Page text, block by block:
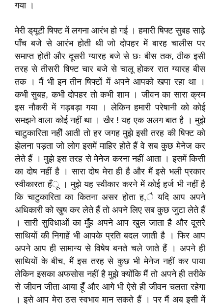
गया ।
मेरी ड्‌यूटी षिफ्ट में लगना आरंभ हो गई । हमारी षिफ्ट सुबह साढ़े
पाॅँच बजे से आरंभ होती थी जो दोपहर में बारह चालीस पर
समाप्त होती और दूसरी ग्यारह बजे से छः बीस तक, ठीक इसी
तरह से तीसरी षिफ्ट चार बजे से चालू होकर रात ग्यारह बीस
तक । मैं भी इन तीन षिफ्टों में अपने आपको खपा रहा था ।
कभी सुबह, कभी दोपहर तो कभी शाम । जीवन का सारा क्रम
इस नौकरी में गड़बड़ा गया । लेकिन हमारी परेषानी को कोई
समझने वाला कोई नहीं था । खैर ! यह एक अलग बात है । मुझे
चाटुकारिता नहीें आती तो हर जगह मुझे इसी तरह की षिफ्ट को
झेलना पड़ता जो लोग इसमें माहिर होते हैं वे सब कुछ मेनेज कर
लेते हैं । मुझे इस तरह से मेनेज करना नहीं आता । इसमें किसी
का दोष नहीं है । सारा दोष मेरा ही है और मैं इसे भली प्रकार
स्वीकारता हॅँू । मुझे यह स्वीकार करने में कोई हर्ज भी नहीं है
कि चाटुकारिता का कितना असर होता ह,ै यदि आप अपने
अधिकारी को खुष कर लेते हैं तो अपने लिए सब कुछ जुटा लेते हैं
। सारी सुविधाओें का मुंँह अपने आप खुल जाता है और दूसरे
साथियों की निगाहें भी आपके प्रति बदल जाती है । फिर आप
अपने आप ही सामान्य से विषेष बनते चले जाते हैं । अपने ही
साथियों के बीच, मैं इस तरह से कुछ भी मेनेज नहीं कर पाया
लेकिन इसका अफसोस नहीं है मुझे क्योंकि मैं तो अपने ही तरीके
से जीवन जीता आया हॅूँ और आगे भी ऐसे ही जीवन चलता रहेगा
। इसे आप मेरा ठस स्वभाव मान सकते हैं । पर मैं अब इसी मेें